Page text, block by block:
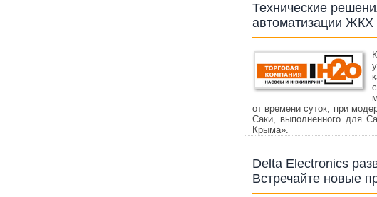
Технические
автоматизации ЖКХ
от времени суток, при
Саки, выполненного для
Крыма».
Delta Electronics
Встречайте новые